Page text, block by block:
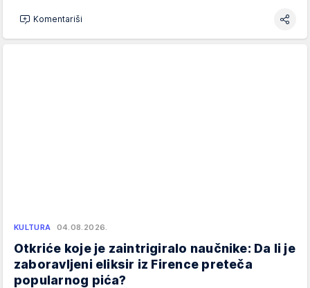
Komentariši
KULTURA 04.08.2026.
Otkriće koje je zaintrigiralo naučnike: Da li je
zaboravljeni eliksir iz Firence preteča
popularnog pića?